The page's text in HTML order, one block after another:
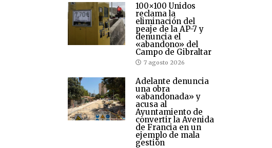
100×100 Unidos
reclama la
eliminación del
peaje de la AP-7 y
denuncia el
«abandono» del
Campo de Gibraltar
7 agosto 2026
Adelante denuncia
una obra
«abandonada» y
acusa al
Ayuntamiento de
convertir la Avenida
de Francia en un
ejemplo de mala
gestión